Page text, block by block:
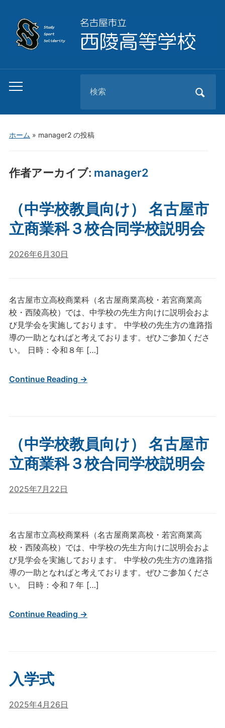
Toggle
menu
for:
ホーム » manager2 の投稿
作者アーカイブ: manager2
（中学校教員向け） 名古屋市
立商業科３校合同学校説明会
2026年6月30日
名古屋市立高校商業科（名古屋商業高校・若宮商業高
校・西陵高校）では、中学校の先生方向けに説明会およ
び見学会を実施しております。 中学校の先生方の進路指
導の一助となればと考えております。ぜひご参加くださ
い。 日時：令和８年 […]
Continue Reading →
（中学校教員向け） 名古屋市
立商業科３校合同学校説明会
2025年7月22日
名古屋市立高校商業科（名古屋商業高校・若宮商業高
校・西陵高校）では、中学校の先生方向けに説明会およ
び見学会を実施しております。 中学校の先生方の進路指
導の一助となればと考えております。ぜひご参加くださ
い。 日時：令和７年 […]
Continue Reading →
入学式
2025年4月26日